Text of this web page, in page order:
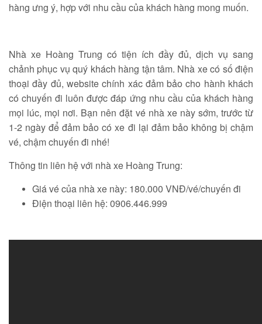
hàng ưng ý, hợp với nhu cầu của khách hàng mong muốn.
Nhà xe Hoàng Trung có tiện ích đầy đủ, dịch vụ sang
chảnh phục vụ quý khách hàng tận tâm. Nhà xe có số điện
thoại đầy đủ, website chính xác đảm bảo cho hành khách
có chuyến đi luôn được đáp ứng nhu cầu của khách hàng
mọi lúc, mọi nơi. Bạn nên đặt vé nhà xe này sớm, trước từ
1-2 ngày để đảm bảo có xe đi lại đảm bảo không bị chậm
vé, chậm chuyến đi nhé!
Thông tin liên hệ với nhà xe Hoàng Trung:
Giá vé của nhà xe này: 180.000 VNĐ/vé/chuyến đi
Điện thoại liên hệ: 0906.446.999